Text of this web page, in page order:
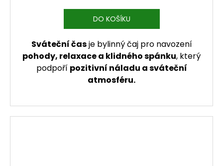
DO KOŠÍKU
Sváteční časje bylinný čaj pro navození
pohody, relaxace a klidného spánku, který
podpoří pozitivní náladu a sváteční
atmosféru.